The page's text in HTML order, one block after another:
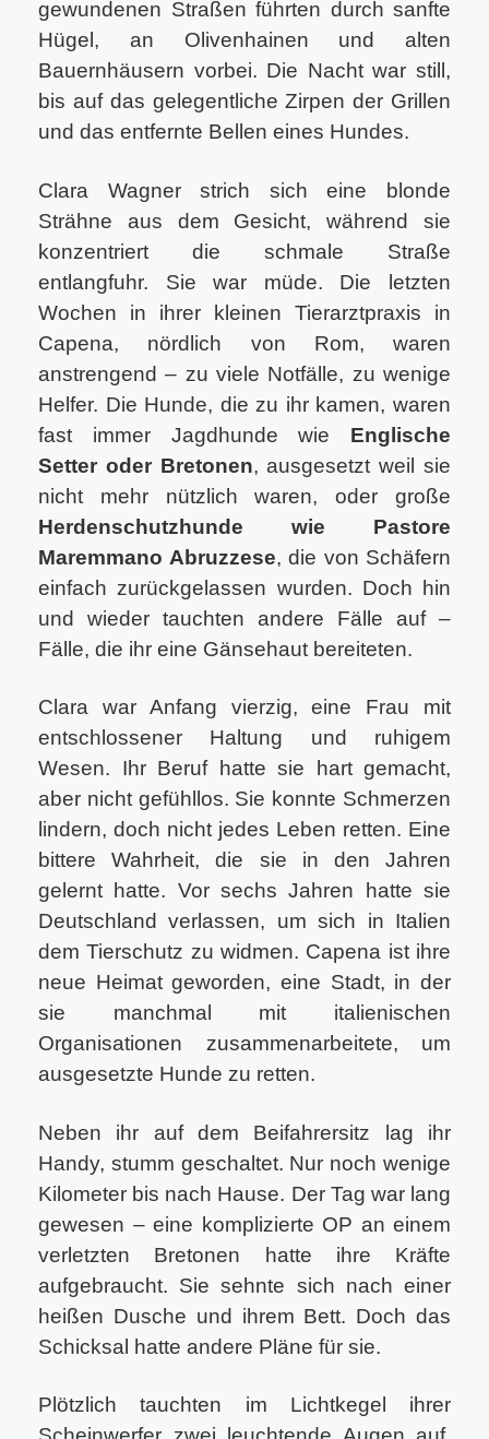
gewundenen Straßen führten durch sanfte
Hügel, an Olivenhainen und alten
Bauernhäusern vorbei. Die Nacht war still,
bis auf das gelegentliche Zirpen der Grillen
und das entfernte Bellen eines Hundes.
Clara Wagner strich sich eine blonde
Strähne aus dem Gesicht, während sie
konzentriert die schmale Straße
entlangfuhr. Sie war müde. Die letzten
Wochen in ihrer kleinen Tierarztpraxis in
Capena, nördlich von Rom, waren
anstrengend – zu viele Notfälle, zu wenige
Helfer. Die Hunde, die zu ihr kamen, waren
fast immer Jagdhunde wie Englische
Setter oder Bretonen, ausgesetzt weil sie
nicht mehr nützlich waren, oder große
Herdenschutzhunde wie Pastore
Maremmano Abruzzese, die von Schäfern
einfach zurückgelassen wurden. Doch hin
und wieder tauchten andere Fälle auf –
Fälle, die ihr eine Gänsehaut bereiteten.
Clara war Anfang vierzig, eine Frau mit
entschlossener Haltung und ruhigem
Wesen. Ihr Beruf hatte sie hart gemacht,
aber nicht gefühllos. Sie konnte Schmerzen
lindern, doch nicht jedes Leben retten. Eine
bittere Wahrheit, die sie in den Jahren
gelernt hatte. Vor sechs Jahren hatte sie
Deutschland verlassen, um sich in Italien
dem Tierschutz zu widmen. Capena ist ihre
neue Heimat geworden, eine Stadt, in der
sie manchmal mit italienischen
Organisationen zusammenarbeitete, um
ausgesetzte Hunde zu retten.
Neben ihr auf dem Beifahrersitz lag ihr
Handy, stumm geschaltet. Nur noch wenige
Kilometer bis nach Hause. Der Tag war lang
gewesen – eine komplizierte OP an einem
verletzten Bretonen hatte ihre Kräfte
aufgebraucht. Sie sehnte sich nach einer
heißen Dusche und ihrem Bett. Doch das
Schicksal hatte andere Pläne für sie.
Plötzlich tauchten im Lichtkegel ihrer